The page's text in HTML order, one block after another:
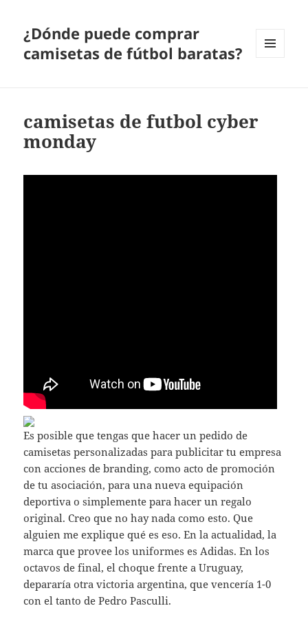
¿Dónde puede comprar
camisetas de fútbol baratas?
camisetas de futbol cyber
monday
Es posible que tengas que hacer un pedido de
camisetas personalizadas para publicitar tu empresa
con acciones de branding, como acto de promoción
de tu asociación, para una nueva equipación
deportiva o simplemente para hacer un regalo
original. Creo que no hay nada como esto. Que
alguien me explique qué es eso. En la actualidad, la
marca que provee los uniformes es Adidas. En los
octavos de final, el choque frente a Uruguay,
depararía otra victoria argentina, que vencería 1-0
con el tanto de Pedro Pasculli.